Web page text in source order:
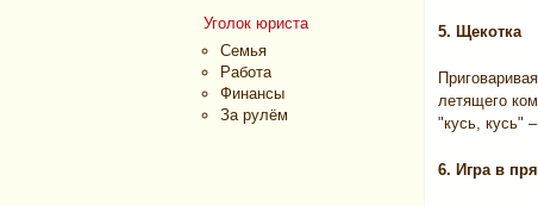
Уголок юриста
Семья
Работа
Финансы
За рулём
5. Щекотка
летящего
"кусь, кусь"
6. Игра в